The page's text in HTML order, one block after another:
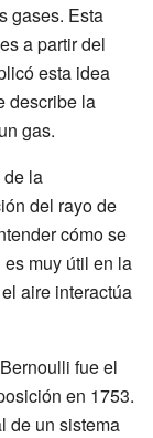
gases. Esta
a partir del
esta idea
describe la
gas.
la
del rayo de
cómo se
muy útil en la
aire interactúa
fue el
en 1753.
de un sistema